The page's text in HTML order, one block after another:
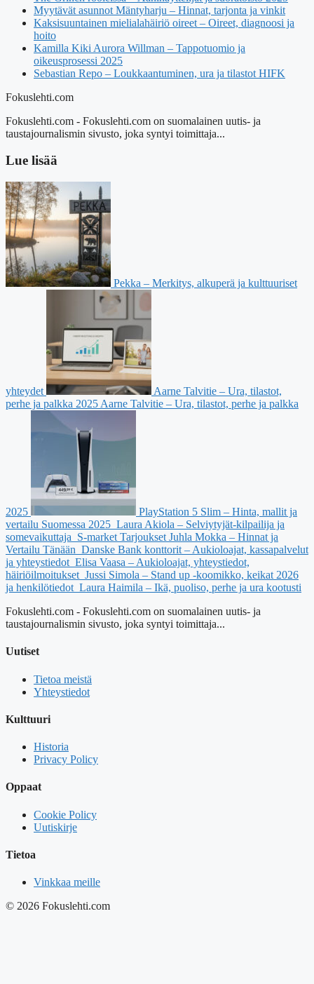
Myytävät asunnot Mäntyharju – Hinnat, tarjonta ja vinkit
Kaksisuuntainen mielialahäiriö oireet – Oireet, diagnoosi ja
hoito
Kamilla Kiki Aurora Willman – Tappotuomio ja
oikeusprosessi 2025
Sebastian Repo – Loukkaantuminen, ura ja tilastot HIFK
Fokuslehti.com
Fokuslehti.com - Fokuslehti.com on suomalainen uutis- ja
taustajournalismin sivusto, joka syntyi toimittaja...
Lue lisää
Pekka – Merkitys, alkuperä ja kulttuuriset
yhteydet
Aarne Talvitie – Ura, tilastot,
perhe ja palkka 2025 Aarne Talvitie – Ura, tilastot, perhe ja palkka
2025
PlayStation 5 Slim – Hinta, mallit ja
vertailu Suomessa 2025 Laura Akiola – Selviytyjät-kilpailija ja
somevaikuttaja S-market Tarjoukset Juhla Mokka – Hinnat ja
Vertailu Tänään Danske Bank konttorit – Aukioloajat, kassapalvelut
ja yhteystiedot Elisa Vaasa – Aukioloajat, yhteystiedot,
häiriöilmoitukset Jussi Simola – Stand up -koomikko, keikat 2026
ja henkilötiedot Laura Haimila – Ikä, puoliso, perhe ja ura kootusti
Fokuslehti.com - Fokuslehti.com on suomalainen uutis- ja
taustajournalismin sivusto, joka syntyi toimittaja...
Uutiset
Tietoa meistä
Yhteystiedot
Kulttuuri
Historia
Privacy Policy
Oppaat
Cookie Policy
Uutiskirje
Tietoa
Vinkkaa meille
© 2026 Fokuslehti.com